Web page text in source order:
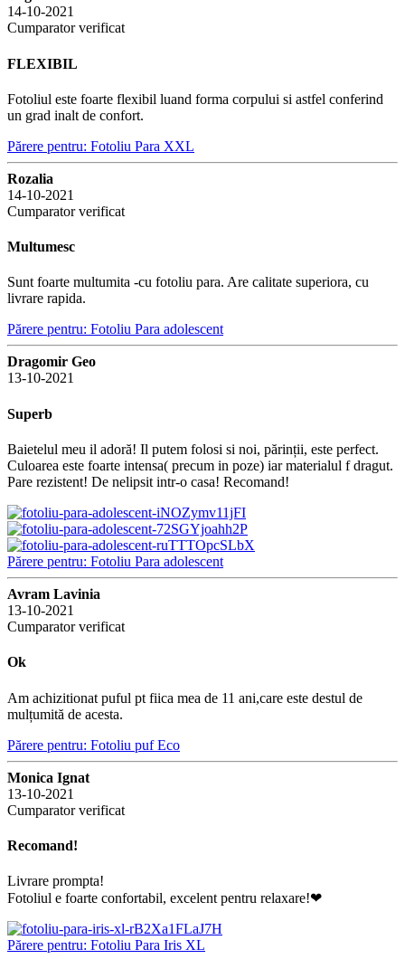
14-10-2021
Cumparator verificat
FLEXIBIL
Fotoliul este foarte flexibil luand forma corpului si astfel conferind
un grad inalt de confort.
Părere pentru: Fotoliu Para XXL
Rozalia
14-10-2021
Cumparator verificat
Multumesc
Sunt foarte multumita -cu fotoliu para. Are calitate superiora, cu
livrare rapida.
Părere pentru: Fotoliu Para adolescent
Dragomir Geo
13-10-2021
Superb
Baietelul meu il adoră! Il putem folosi si noi, părinții, este perfect.
Culoarea este foarte intensa( precum in poze) iar materialul f dragut.
Pare rezistent! De nelipsit intr-o casa! Recomand!
Părere pentru: Fotoliu Para adolescent
Avram Lavinia
13-10-2021
Cumparator verificat
Ok
Am achizitionat puful pt fiica mea de 11 ani,care este destul de
mulțumită de acesta.
Părere pentru: Fotoliu puf Eco
Monica Ignat
13-10-2021
Cumparator verificat
Recomand!
Livrare prompta!
Fotoliul e foarte confortabil, excelent pentru relaxare!❤
Părere pentru: Fotoliu Para Iris XL